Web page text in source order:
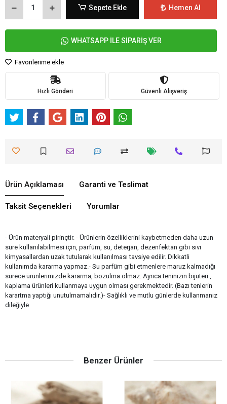
Sepete Ekle Hemen Al
WHATSAPP İLE SİPARİŞ VER
Favorilerime ekle
Hızlı Gönderi Güvenli Alışveriş
Ürün Açıklaması Garanti ve Teslimat
Taksit Seçenekleri Yorumlar
- Ürün materyali pirinçtir. - Ürünlerin özelliklerini kaybetmeden daha uzun
süre kullanılabilmesi için, parfüm, su, deterjan, dezenfektan gibi sıvı
kimyasallardan uzak tutularak kullanılması tavsiye edilir. Dikkatli
kullanımda kararma yapmaz.- Su parfüm gibi etmenlere maruz kalmadığı
sürece ürünlerimizde kararma, bozulma olmaz. Ayrıca teninizin bijuteri ,
kaplama ürünleri kullanmaya uygun olması gerekmektedir. (Bazı tenlerin
karartma yaptığı unutulmamalıdır.)- Sağlıklı ve mutlu günlerde kullanmanız
dileğiyle
Benzer Ürünler